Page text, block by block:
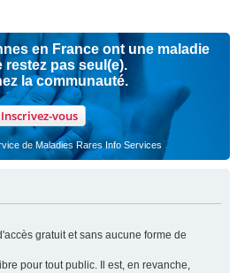
en France ont une maladie
restez pas seul(e).
la communauté.
Inscrivez-vous
de Maladies Rares Info Services
gratuit et sans aucune forme de
pour tout public. Il est, en revanche,